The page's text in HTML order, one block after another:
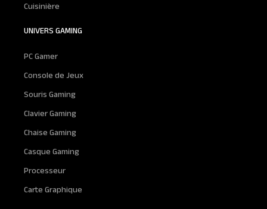
Cuisinière
UNIVERS GAMING
PC Gamer
Console de Jeux
Souris Gaming
Clavier Gaming
Chaise Gaming
Casque Gaming
Processeur
Carte Graphique